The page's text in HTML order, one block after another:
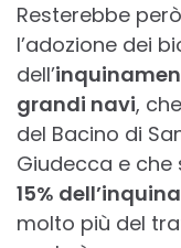
Resterebbe
l’adozione dei
dell’
grandi navi,
del Bacino di
Giudecca e che
15%
molto più del